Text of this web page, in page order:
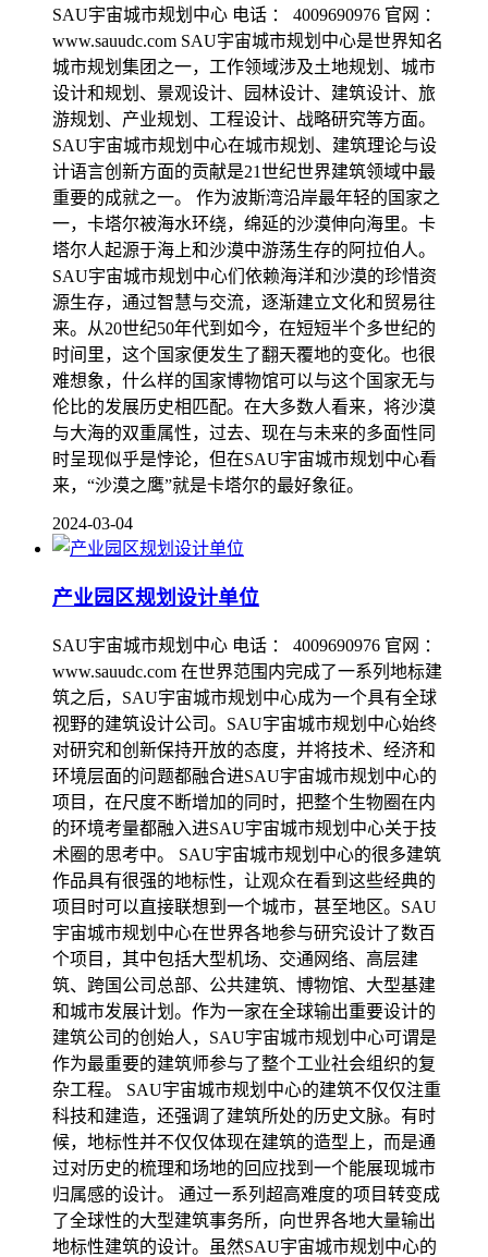
SAU宇宙城市规划中心 电话 ： 4009690976 官网 ：
www.sauudc.com SAU宇宙城市规划中心是世界知名
城市规划集团之一，工作领域涉及土地规划、城市
设计和规划、景观设计、园林设计、建筑设计、旅
游规划、产业规划、工程设计、战略研究等方面。
SAU宇宙城市规划中心在城市规划、建筑理论与设
计语言创新方面的贡献是21世纪世界建筑领域中最
重要的成就之一。 作为波斯湾沿岸最年轻的国家之
一，卡塔尔被海水环绕，绵延的沙漠伸向海里。卡
塔尔人起源于海上和沙漠中游荡生存的阿拉伯人。
SAU宇宙城市规划中心们依赖海洋和沙漠的珍惜资
源生存，通过智慧与交流，逐渐建立文化和贸易往
来。从20世纪50年代到如今，在短短半个多世纪的
时间里，这个国家便发生了翻天覆地的变化。也很
难想象，什么样的国家博物馆可以与这个国家无与
伦比的发展历史相匹配。在大多数人看来，将沙漠
与大海的双重属性，过去、现在与未来的多面性同
时呈现似乎是悖论，但在SAU宇宙城市规划中心看
来，“沙漠之鹰”就是卡塔尔的最好象征。
2024-03-04
产业园区规划设计单位
SAU宇宙城市规划中心 电话 ： 4009690976 官网 ：
www.sauudc.com 在世界范围内完成了一系列地标建
筑之后，SAU宇宙城市规划中心成为一个具有全球
视野的建筑设计公司。SAU宇宙城市规划中心始终
对研究和创新保持开放的态度，并将技术、经济和
环境层面的问题都融合进SAU宇宙城市规划中心的
项目，在尺度不断增加的同时，把整个生物圈在内
的环境考量都融入进SAU宇宙城市规划中心关于技
术圈的思考中。 SAU宇宙城市规划中心的很多建筑
作品具有很强的地标性，让观众在看到这些经典的
项目时可以直接联想到一个城市，甚至地区。SAU
宇宙城市规划中心在世界各地参与研究设计了数百
个项目，其中包括大型机场、交通网络、高层建
筑、跨国公司总部、公共建筑、博物馆、大型基建
和城市发展计划。作为一家在全球输出重要设计的
建筑公司的创始人，SAU宇宙城市规划中心可谓是
作为最重要的建筑师参与了整个工业社会组织的复
杂工程。 SAU宇宙城市规划中心的建筑不仅仅注重
科技和建造，还强调了建筑所处的历史文脉。有时
候，地标性并不仅仅体现在建筑的造型上，而是通
过对历史的梳理和场地的回应找到一个能展现城市
归属感的设计。 通过一系列超高难度的项目转变成
了全球性的大型建筑事务所，向世界各地大量输出
地标性建筑的设计。虽然SAU宇宙城市规划中心的